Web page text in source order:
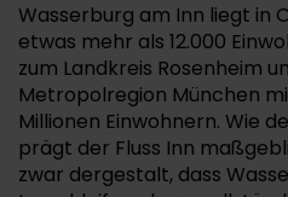
Wasserburg am Inn liegt in
etwas mehr als 12.000
zum Landkreis Rosenheim
Metropolregion München
Millionen Einwohnern. Wie
prägt der Fluss Inn
zwar dergestalt, dass